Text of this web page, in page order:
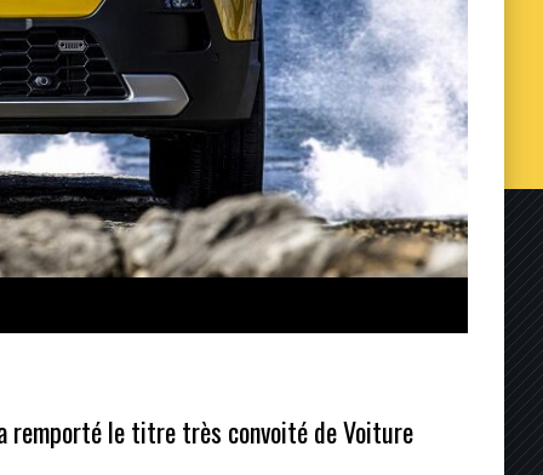
remporté le titre très convoité de Voiture